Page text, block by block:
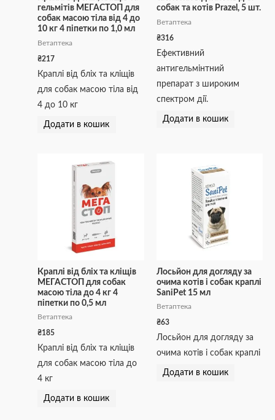
гельмітів МЕГАСТОП для
собак масою тіла від 4 до
10 кг 4 піпетки по 1,0 мл
Ветаптека
₴217
Краплі від бліх та кліщів
для собак масою тіла від
4 до 10 кг
Додати в кошик
собак та котів Prazel, 5 шт.
Ветаптека
₴316
Ефективний
антигельмінтний
препарат з широким
спектром дії.
Додати в кошик
Краплі від бліх та кліщів
МЕГАСТОП для собак
масою тіла до 4 кг 4
піпетки по 0,5 мл
Ветаптека
₴185
Краплі від бліх та кліщів
для собак масою тіла до
4 кг
Додати в кошик
Лосьйон для догляду за
очима котів і собак краплі
SaniPet 15 мл
Ветаптека
₴63
Лосьйон для догляду за
очима котів і собак краплі
Додати в кошик